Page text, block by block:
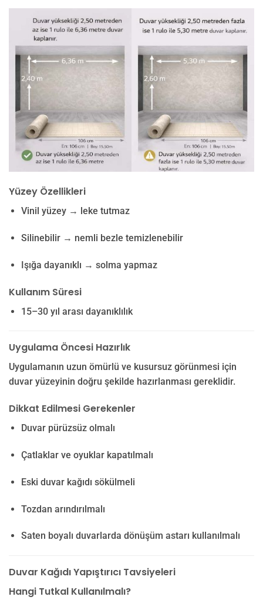
Yüzey Özellikleri
Vinil yüzey → leke tutmaz
Silinebilir → nemli bezle temizlenebilir
Işığa dayanıklı → solma yapmaz
Kullanım Süresi
15–30 yıl arası dayanıklılık
Uygulama Öncesi Hazırlık
Uygulamanın uzun ömürlü ve kusursuz görünmesi için
duvar yüzeyinin doğru şekilde hazırlanması gereklidir.
Dikkat Edilmesi Gerekenler
Duvar pürüzsüz olmalı
Çatlaklar ve oyuklar kapatılmalı
Eski duvar kağıdı sökülmeli
Tozdan arındırılmalı
Saten boyalı duvarlarda dönüşüm astarı kullanılmalı
Duvar Kağıdı Yapıştırıcı Tavsiyeleri
Hangi Tutkal Kullanılmalı?